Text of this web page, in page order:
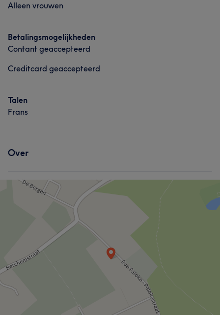
Alleen vrouwen
Betalingsmogelijkheden
Contant geaccepteerd
Creditcard geaccepteerd
Talen
Frans
Over